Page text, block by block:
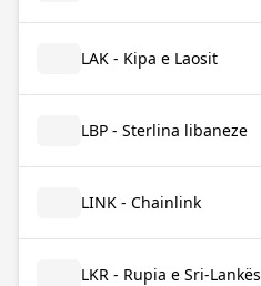
LAK - Kipa e Laosit
LBP - Sterlina libaneze
LINK - Chainlink
LKR - Rupia e Sri-Lankës